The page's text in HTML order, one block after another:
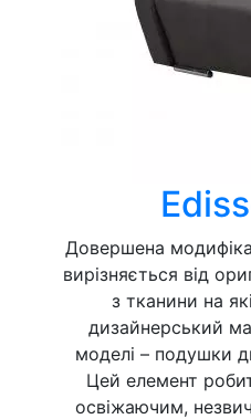
Довершена
вирізняється від
з тканини на
дизайнерський
моделі – подушки
Цей елемент
освіжаючим,